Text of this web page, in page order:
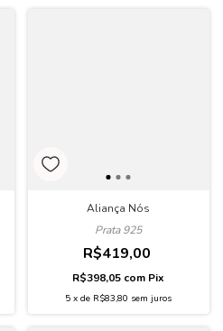
Aliança Nós
Prata 925
R$419,00
R$398,05 com Pix
5 xde R$83,80 sem juros